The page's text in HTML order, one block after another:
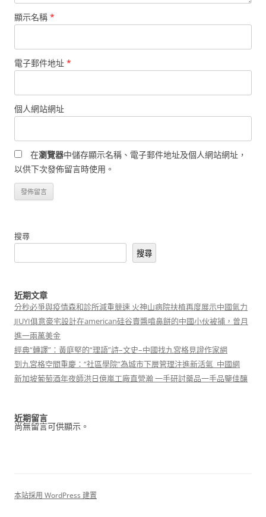
顯示名稱 *
電子郵件地址 *
個人網站網址
在瀏覽器中儲存顯示名稱、電子郵件地址及個人網站網址，
以供下次發佈留言時使用。
搜尋
搜尋
近期文章
分秒必爭與疫情森和診所減重競速 火神山病院扶植再度展示中國氣力
JIUYI俱意豪宅設計在american硅谷賣醬噴鼻餅的中國小伙被捕，曾月
進一兩萬美金
經典“轉譯”：黃庭堅的“理語”詩–文史–中國找九宮格見證作家網
到九宮格空間重慶：“社區學院”為城市下層管理注進新活氣_中國網
新加坡葡萄酒年夜師洪日億嵐工廠直營瀚 一手研討藥品一手品鑒佳釀
近期留言
尚無留言可供顯示。
本站採用 WordPress 建置